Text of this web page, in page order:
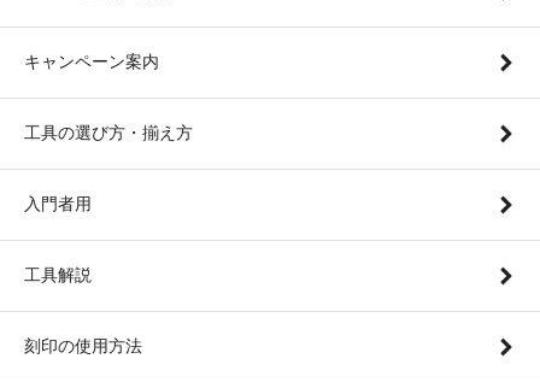
キャンペーン案内
工具の選び方・揃え方
入門者用
工具解説
刻印の使用方法